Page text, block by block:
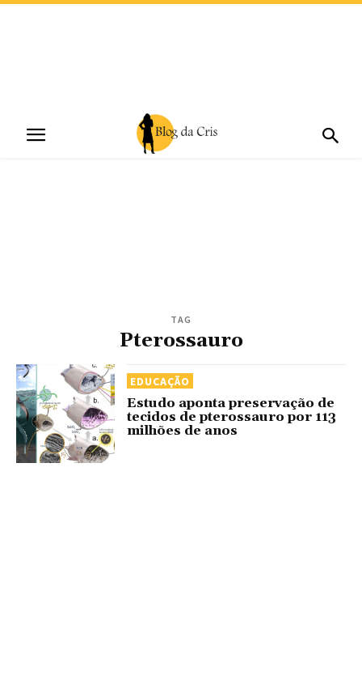
TAG
Pterossauro
EDUCAÇÃO
Estudo aponta preservação de
tecidos de pterossauro por 113
milhões de anos